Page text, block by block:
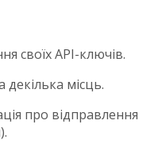
своїх API-ключів.
місць.
про відправлення